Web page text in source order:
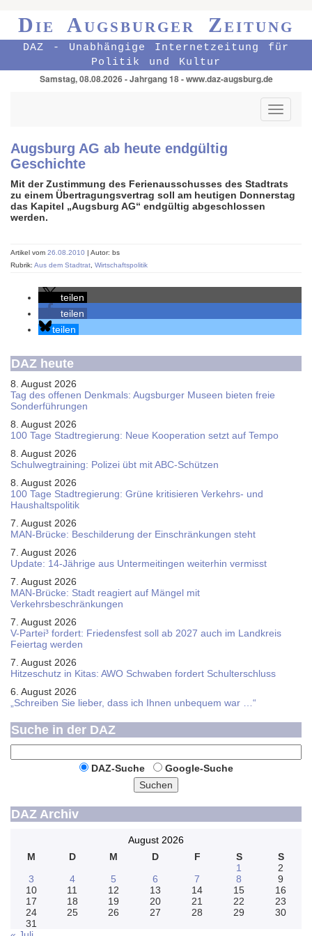
Die Augsburger Zeitung
DAZ - Unabhängige Internetzeitung für
Politik und Kultur
Samstag, 08.08.2026 - Jahrgang 18 - www.daz-augsburg.de
Toggle
Augsburg AG ab heute endgültig
Geschichte
Mit der Zustimmung des Ferienausschusses des Stadtrats
zu einem Übertragungsvertrag soll am heutigen Donnerstag
das Kapitel „Augsburg AG“ endgültig abgeschlossen
werden.
Artikel vom 26.08.2010 | Autor: bs
Rubrik: Aus dem Stadtrat Wirtschaftspolitik
teilen
teilen
teilen
DAZ heute
8. August 2026
Tag des offenen Denkmals: Augsburger Museen bieten freie
Sonderführungen
8. August 2026
100 Tage Stadtregierung: Neue Kooperation setzt auf Tempo
8. August 2026
Schul­weg­trai­ning: Poli­zei übt mit ABC-Schüt­zen
8. August 2026
100 Tage Stadtregierung: Grüne kritisieren Verkehrs- und
Haushaltspolitik
7. August 2026
MAN-Brücke: Beschilderung der Einschränkungen steht
7. August 2026
Update: 14-Jährige aus Untermeitingen weiterhin vermisst
7. August 2026
MAN-Brücke: Stadt reagiert auf Mängel mit
Verkehrsbeschränkungen
7. August 2026
V-Partei­³ fordert: Friedens­fest soll ab 2027 auch im Land­kreis
Feier­tag werden
7. August 2026
Hitzeschutz in Kitas: AWO Schwaben fordert Schulterschluss
6. August 2026
„Schreiben Sie lieber, dass ich Ihnen unbequem war …“
Suche in der DAZ
DAZ-Suche
Google-Suche
Suchen
DAZ Archiv
August 2026
M
D M D F S
S
1
2
3
4 5 6 7 8
9
10
11 12 13 14 15
16
17
18 19 20 21 22
23
24
25 26 27 28 29
30
31